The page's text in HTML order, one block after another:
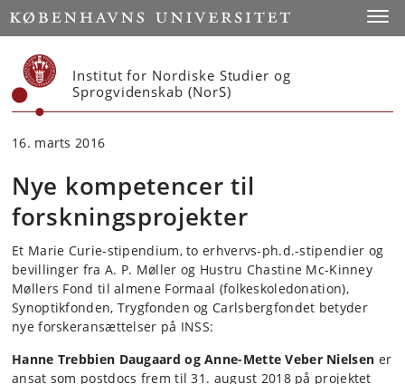
Start
Institut for Nordiske Studier og
Sprogvidenskab (NorS)
16. marts 2016
Nye kompetencer til
forskningsprojekter
Et Marie Curie-stipendium, to erhvervs-ph.d.-stipendier og
bevillinger fra A. P. Møller og Hustru Chastine Mc-Kinney
Møllers Fond til almene Formaal (folkeskoledonation),
Synoptikfonden, Trygfonden og Carlsbergfondet betyder
nye forskeransættelser på INSS:
Hanne Trebbien Daugaard og Anne-Mette Veber Nielsen er
ansat som postdocs frem til 31. august 2018 på projektet